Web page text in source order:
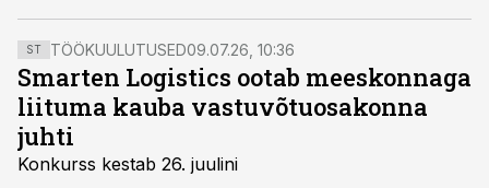
Sercurity võttis üle pea poole kaks kümnendit
lennujaamas turvateenust pakkunud G4Si töö.
ST TÖÖKUULUTUSED09.07.26, 10:36
Smarten Logistics ootab meeskonnaga
liituma kauba vastuvõtuosakonna
juhti
Konkurss kestab 26. juulini